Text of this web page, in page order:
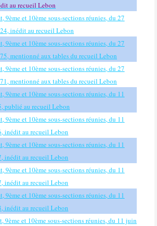
au recueil Lebon
9ème et 10ème sous-sections réunies, du 27
inédit au recueil Lebon
9ème et 10ème sous-sections réunies, du 27
mentionné aux tables du recueil Lebon
9ème et 10ème sous-sections réunies, du 27
mentionné aux tables du recueil Lebon
9ème et 10ème sous-sections réunies, du 11
publié au recueil Lebon
9ème et 10ème sous-sections réunies, du 11
inédit au recueil Lebon
9ème et 10ème sous-sections réunies, du 11
inédit au recueil Lebon
9ème et 10ème sous-sections réunies, du 11
inédit au recueil Lebon
9ème et 10ème sous-sections réunies, du 11
inédit au recueil Lebon
9ème et 10ème sous-sections réunies, du 11 juin